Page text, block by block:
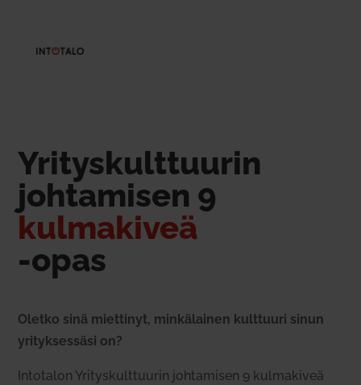
Yri­tys­kult­tuurin
joh­ta­misen 9
kul­ma­kiveä
-opas
Oletko sinä miet­tinyt, min­kä­lainen kult­tuuri sinun
yri­tyk­sessäsi on?
Into­talon Yri­tys­kult­tuurin joh­ta­misen 9 kul­ma­kiveä